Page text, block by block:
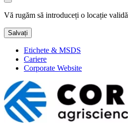
Vă rugăm să introduceți o locație validă
Salvați
Etichete & MSDS
Cariere
Corporate Website